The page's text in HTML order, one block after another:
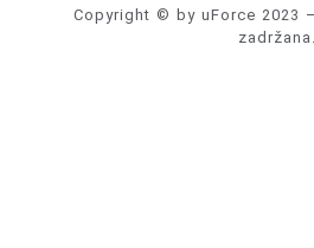
Copyright © by uForce 2023
zadržana.